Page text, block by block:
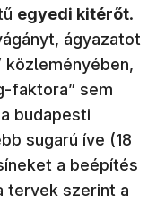
egyedi kitérőt.
ágyazatot
közleményében,
faktora” sem
budapesti
sugarú íve (18
a beépítés
tervek szerint a